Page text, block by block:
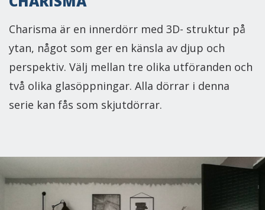
Charisma är en innerdörr med 3D- struktur på
ytan, något som ger en känsla av djup och
perspektiv. Välj mellan tre olika utföranden och
två olika glasöppningar. Alla dörrar i denna
serie kan fås som skjutdörrar.